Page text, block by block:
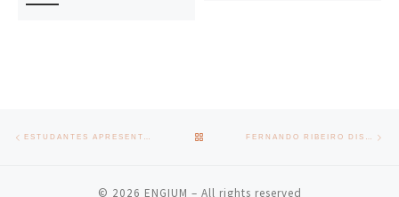
Post navigation BACK TO POST LIST
© 2026 ENGIUM – All rights reserved